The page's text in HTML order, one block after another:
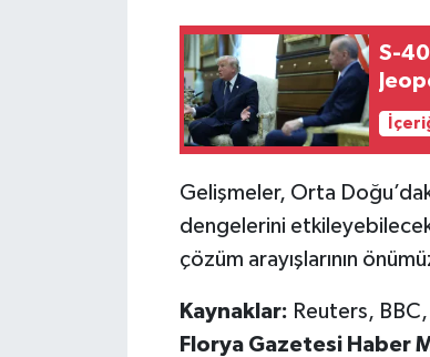
S-
Gelişmeler, Orta
dengelerini
çözüm arayışlarının
Kaynaklar: Reuters,
Florya Gazetesi Haber